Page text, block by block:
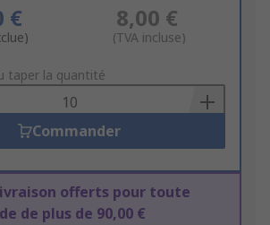
€ 8,00 €
(TVA incluse)
taper la quantité
Commander
offerts pour toute
de plus de 90,00 €